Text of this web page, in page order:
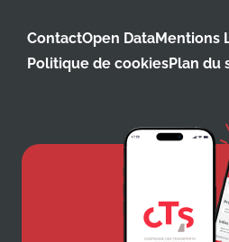
ContactOpen DataMentions
Politique de cookiesPlan du